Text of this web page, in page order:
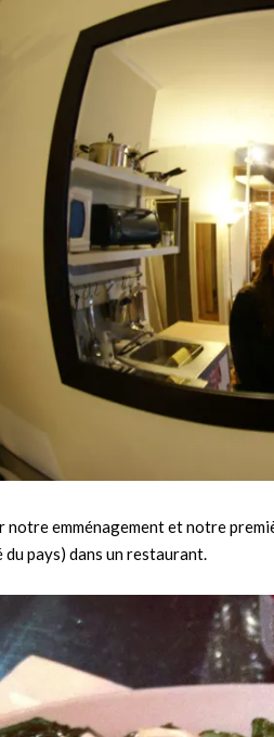
notre emménagement et notre
du pays) dans un restaurant.